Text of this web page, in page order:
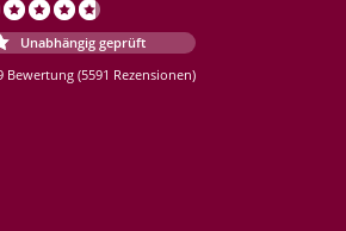
Unabhängig geprüft
Bewertung (5591 Rezensionen)